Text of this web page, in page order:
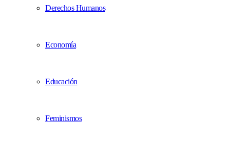
Derechos Humanos
Economía
Educación
Feminismos